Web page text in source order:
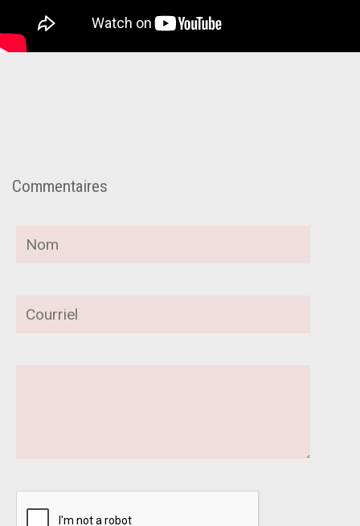
Commentaires